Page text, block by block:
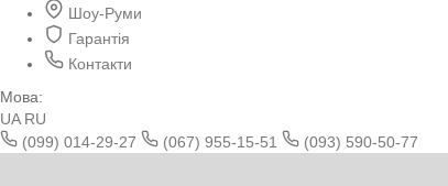
Шоу-Руми
Гарантія
Контакти
Мова:
UA RU
(099) 014-29-27
(067) 955-15-51
(093) 590-50-77